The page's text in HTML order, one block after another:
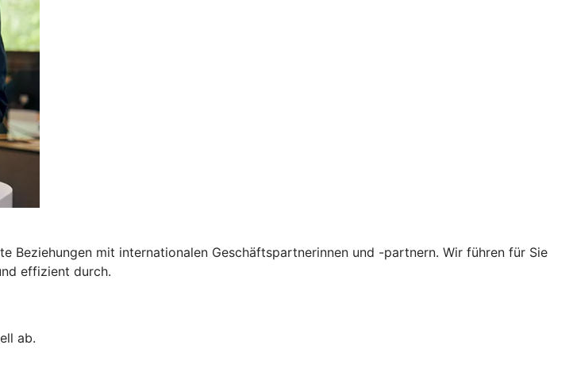
Beziehungen mit internationalen Geschäftspartnerinnen und -partnern. Wir führen für Sie
effizient durch.
ab.